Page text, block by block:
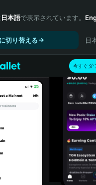
日本語で表示されています。
切り替える
日
今すぐダ